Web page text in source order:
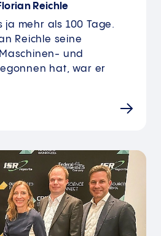
Reichle
ja mehr als 100 Tage.
Reichle seine
und
hat, war er